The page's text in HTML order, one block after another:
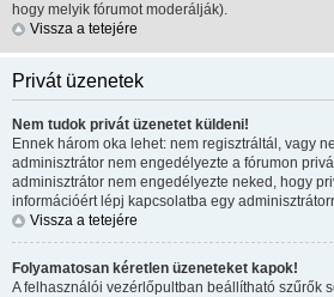
hogy melyik fórumot moderálják).
Vissza a tetejére
Privát üzenetek
Nem tudok privát üzenetet küldeni!
Ennek három oka lehet: nem regisztráltál, vagy
adminisztrátor nem engedélyezte a fórumon
adminisztrátor nem engedélyezte neked, hogy
információért lépj kapcsolatba egy
Vissza a tetejére
Folyamatosan kéretlen üzeneteket kapok!
A felhasználói vezérlőpultban beállítható szűrők